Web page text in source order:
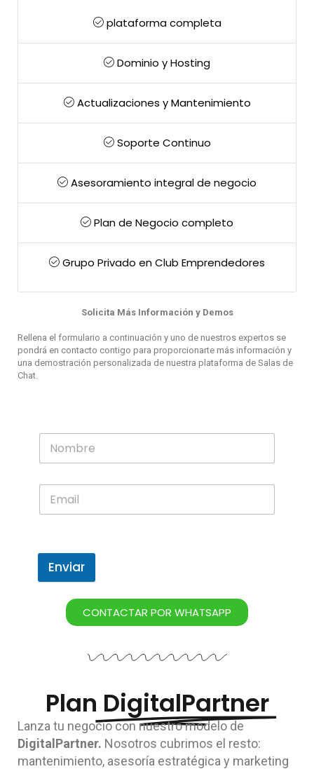
plataforma completa
Dominio y Hosting
Actualizaciones y Mantenimiento
Soporte Continuo
Asesoramiento integral de negocio
Plan de Negocio completo
Grupo Privado en Club Emprendedores
Solicita Más Información y Demos
Rellena el formulario a continuación y uno de nuestros expertos se
pondrá en contacto contigo para proporcionarte más información y
una demostración personalizada de nuestra plataforma de Salas de
Chat.
Enviar
CONTACTAR POR WHATSAPP
Plan DigitalPartner
Lanza tu negocio con nuestro modelo de
DigitalPartner. Nosotros cubrimos el resto:
mantenimiento, asesoría estratégica y marketing